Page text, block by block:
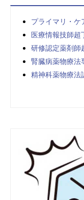
プライマリ・ケ
医療情報技師超
研修認定薬剤師
腎臓病薬物療法
精神科薬物療法